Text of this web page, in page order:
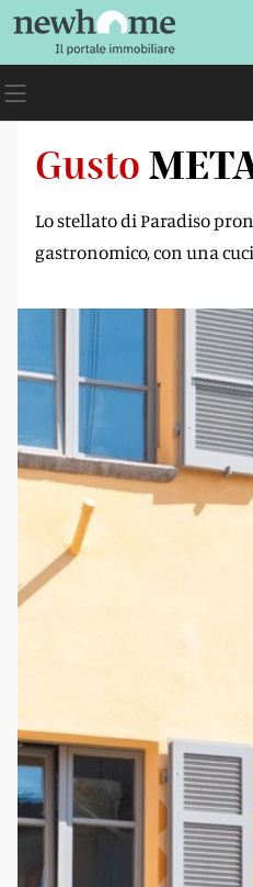
Gusto
Lo stellato di Paradiso
gastronomico, con una